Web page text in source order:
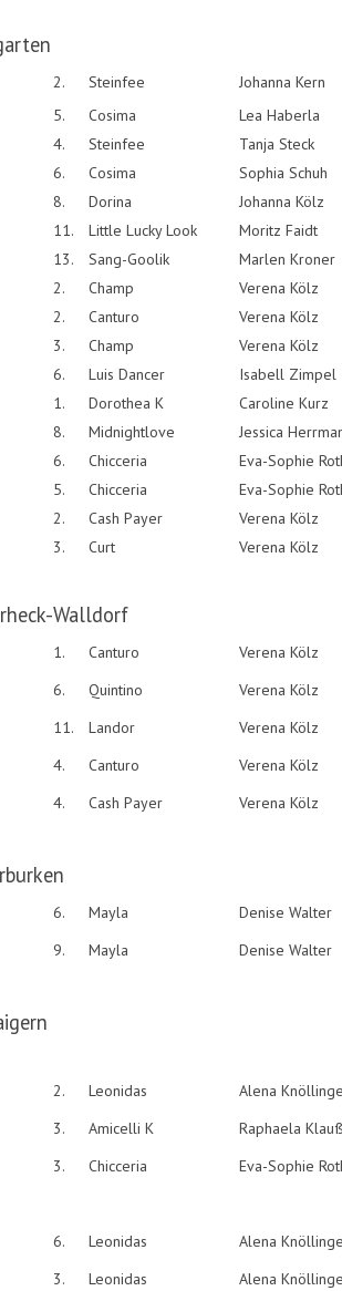
2. Steinfee
Johanna Kern
5.
Cosima
Lea Haberla
4. Steinfee
Tanja Steck
6.
Cosima
Sophia Schuh
8. Dorina
Johanna Kölz
11.
Little Lucky Look
Moritz Faidt
13.
Sang-Goolik
Marlen Kroner
2. Champ
Verena Kölz
2. Canturo
Verena Kölz
3.
Champ
Verena Kölz
6.
Luis Dancer
Isabell Zimpel
1. Dorothea K
Caroline Kurz
8.
Midnightlove
Jessica
6. Chicceria
Eva-Sophie
5. Chicceria
Eva-Sophie
2. Cash Payer
Verena Kölz
3.
Curt Verena Kölz
Walldorf
1. Canturo
Verena Kölz
6. Quintino
Verena Kölz
11.
Landor
Verena Kölz
4. Canturo
Verena Kölz
4. Cash Payer Verena Kölz
6. Mayla
Denise Walter
9. Mayla Denise Walter
2. Leonidas
Alena
3.
Amicelli K
Raphaela Klauß
3. Chicceria Eva-Sophie
6. Leonidas
Alena
3. Leonidas
Alena